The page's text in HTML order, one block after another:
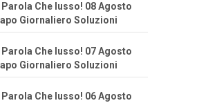
Che lusso! 08 Agosto
Giornaliero Soluzioni
Che lusso! 07 Agosto
Giornaliero Soluzioni
Che lusso! 06 Agosto